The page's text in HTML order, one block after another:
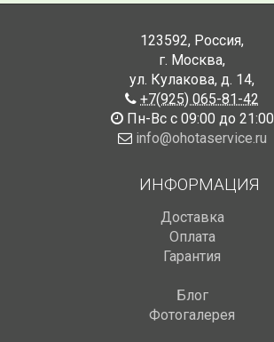
123592, Россия,
г. Москва,
ул. Кулакова, д. 14,
+7(925) 065-81-42
Пн-Вс с 09:00 до 21:00
info@ohotaservice.ru
ИНФОРМАЦИЯ
Доставка
Оплата
Гарантия
Блог
Фотогалерея